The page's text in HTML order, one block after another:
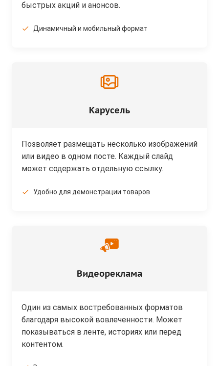
быстрых акций и анонсов.
Динамичный и мобильный формат
Карусель
Позволяет размещать несколько изображений
или видео в одном посте. Каждый слайд
может содержать отдельную ссылку.
Удобно для демонстрации товаров
Видеореклама
Один из самых востребованных форматов
благодаря высокой вовлеченности. Может
показываться в ленте, историях или перед
контентом.